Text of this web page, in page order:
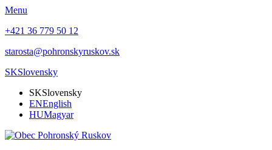
Menu
+421 36 779 50 12
starosta@pohronskyruskov.sk
SKSlovensky
SKSlovensky
ENEnglish
HUMagyar